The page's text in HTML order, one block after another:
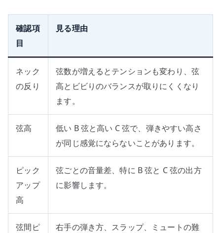
確認項
目
見る理由
ネック
の反り
弦数が増えるとテンションも変わり、弦
高とビビりのバランスが取りにくくなり
ます。
弦高
低い B 弦と高い C 弦で、弾きやすい高さ
が同じ感覚にならないことがあります。
ピック
アップ
高
弦ごとの音量差、特に B 弦と C 弦の出方
に影響します。
弦間ピ
右手の弾き方、スラップ、ミュートの難